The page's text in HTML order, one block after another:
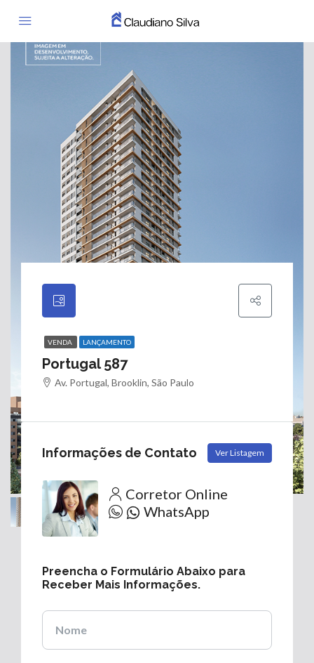
VENDA LANÇAMENTO
Portugal 587
Av. Portugal, Brooklin, São Paulo
Informações de Contato Ver Listagem
Corretor Online
WhatsApp
Preencha o Formulário Abaixo para
Receber Mais Informações.
Nome